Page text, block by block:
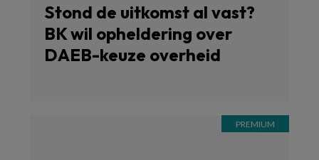
Stond de uitkomst al vast?
BK wil opheldering over
DAEB-keuze overheid